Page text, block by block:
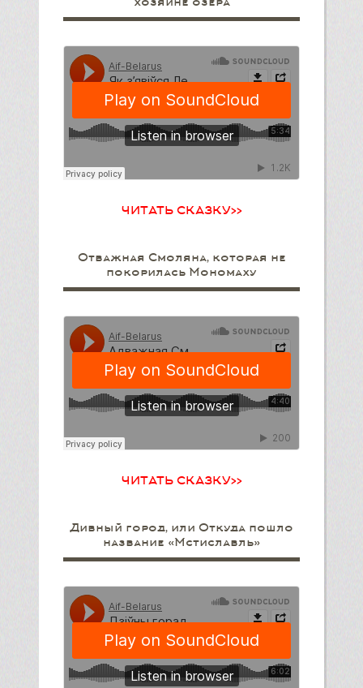
ЧИТАТЬ СКАЗКУ>>
Отважная Смоляна, которая не
покорилась Мономаху
ЧИТАТЬ СКАЗКУ>>
Дивный город, или Откуда пошло
название «Мстиславль»